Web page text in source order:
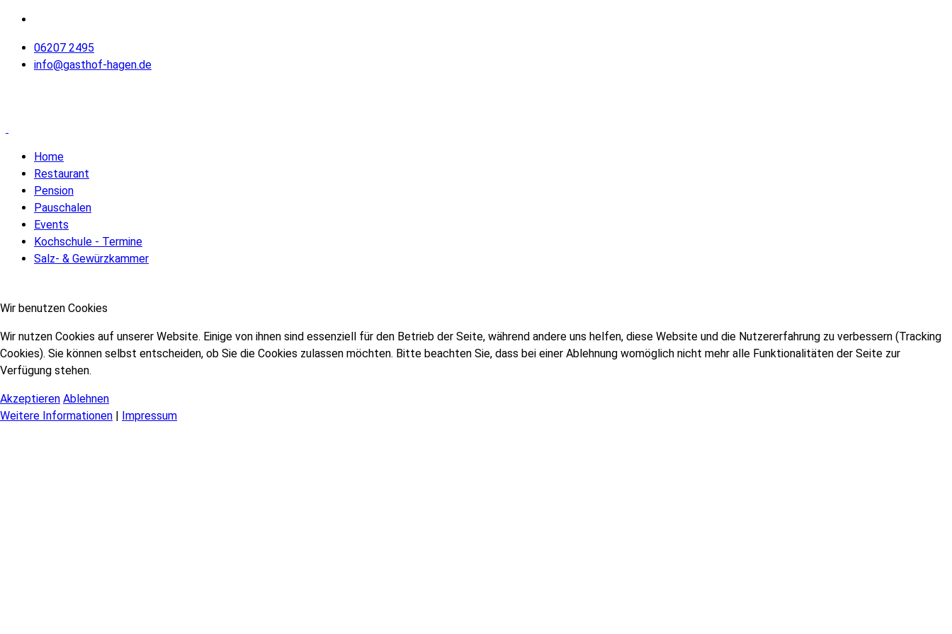
06207 2495
info@gasthof-hagen.de
Home
Restaurant
Pension
Pauschalen
Events
Kochschule - Termine
Salz- & Gewürzkammer
Wir benutzen Cookies
Wir nutzen Cookies auf unserer Website. Einige von ihnen sind essenziell für den Betrieb der Seite, während andere uns helfen, diese Website und die Nutzererfahrung zu verbessern (Tracking
Cookies). Sie können selbst entscheiden, ob Sie die Cookies zulassen möchten. Bitte beachten Sie, dass bei einer Ablehnung womöglich nicht mehr alle Funktionalitäten der Seite zur
Verfügung stehen.
Akzeptieren Ablehnen
Weitere Informationen | Impressum